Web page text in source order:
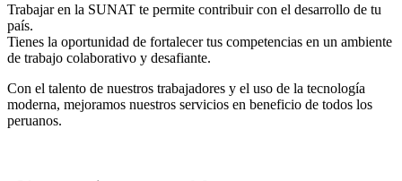
Trabajar en la SUNAT te permite contribuir con el desarrollo de tu
país.
Tienes la oportunidad de fortalecer tus competencias en un ambiente
de trabajo colaborativo y desafiante.
Con el talento de nuestros trabajadores y el uso de la tecnología
moderna, mejoramos nuestros servicios en beneficio de todos los
peruanos.